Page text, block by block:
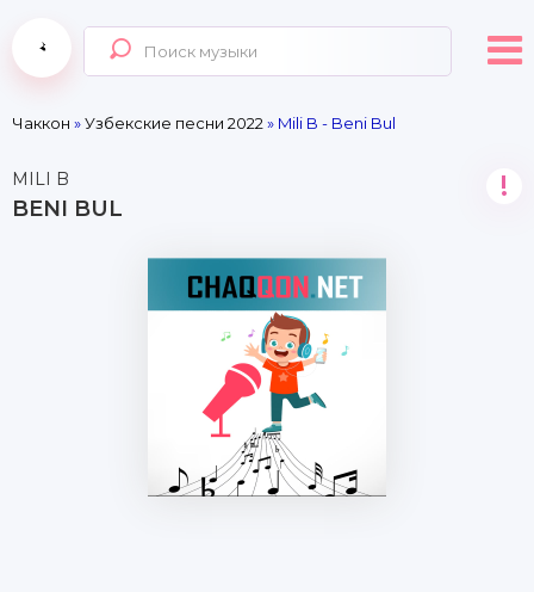
Чаккон »Узбекские песни 2022 » Mili B - Beni Bul
MILI B
BENI BUL
!